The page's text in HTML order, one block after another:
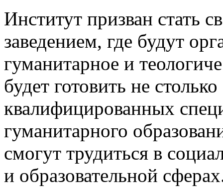
Институт призван стать
заведением, где будут
гуманитарное и
будет готовить не
квалифицированных
гуманитарного
смогут трудиться в
и образовательной